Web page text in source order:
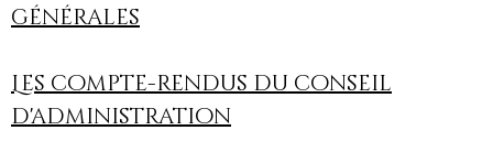
générales
Les compte-rendus du conseil
d'administration